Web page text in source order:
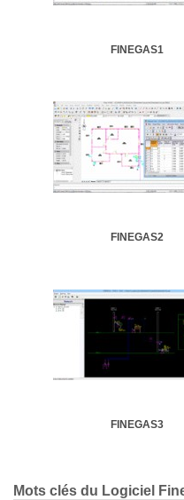
FINEGAS1
FINEGAS2
FINEGAS3
Mots clés du Logiciel